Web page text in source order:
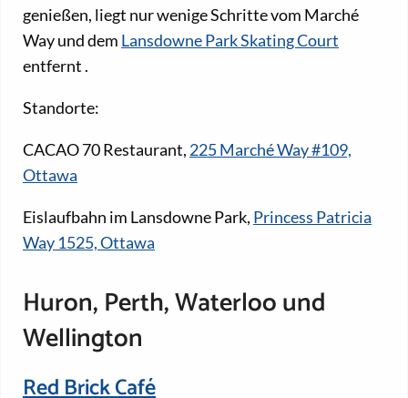
genießen, liegt nur wenige Schritte vom Marché
Way und dem Lansdowne Park Skating Court
entfernt .
Standorte:
CACAO 70 Restaurant, 225 Marché Way #109,
Ottawa
Eislaufbahn im Lansdowne Park, Princess Patricia
Way 1525, Ottawa
Huron, Perth, Waterloo und
Wellington
Red Brick Café